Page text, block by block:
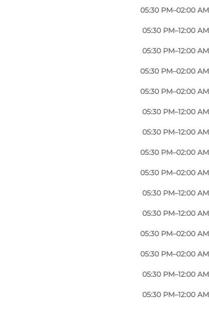
05:30 PM–02:00 AM
05:30 PM–12:00 AM
05:30 PM–12:00 AM
05:30 PM–02:00 AM
05:30 PM–02:00 AM
05:30 PM–12:00 AM
05:30 PM–12:00 AM
05:30 PM–02:00 AM
05:30 PM–02:00 AM
05:30 PM–12:00 AM
05:30 PM–12:00 AM
05:30 PM–02:00 AM
05:30 PM–02:00 AM
05:30 PM–12:00 AM
05:30 PM–12:00 AM